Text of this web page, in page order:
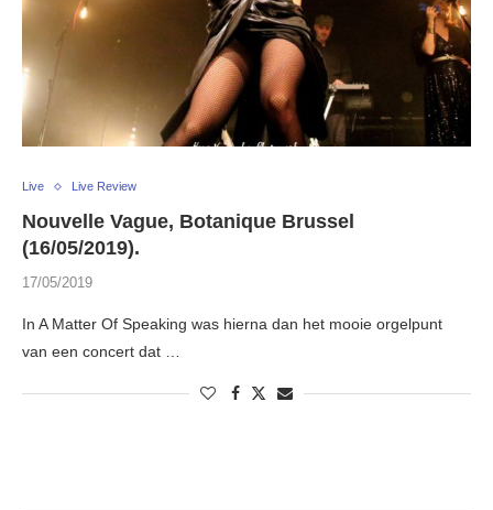
Live Live Review
Nouvelle Vague, Botanique Brussel
(16/05/2019).
17/05/2019
In A Matter Of Speaking was hierna dan het mooie orgelpunt
van een concert dat …